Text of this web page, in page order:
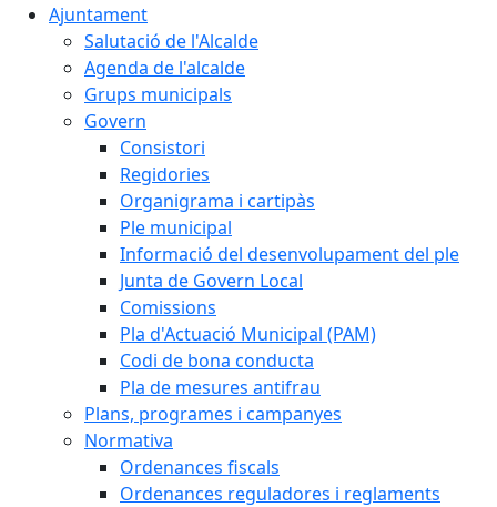
Ajuntament
Salutació de l'Alcalde
Agenda de l'alcalde
Grups municipals
Govern
Consistori
Regidories
Organigrama i cartipàs
Ple municipal
Informació del desenvolupament del ple
Junta de Govern Local
Comissions
Pla d'Actuació Municipal (PAM)
Codi de bona conducta
Pla de mesures antifrau
Plans, programes i campanyes
Normativa
Ordenances fiscals
Ordenances reguladores i reglaments